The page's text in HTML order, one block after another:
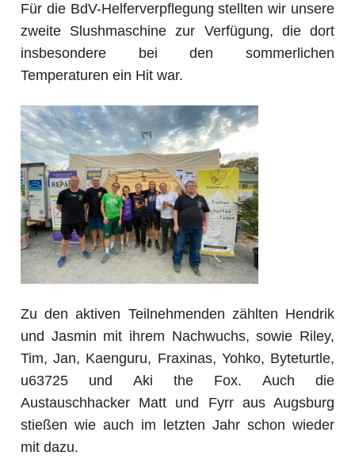
Für die BdV-Helferverpflegung stellten wir unsere
zweite Slushmaschine zur Verfügung, die dort
insbesondere bei den sommerlichen
Temperaturen ein Hit war.
Zu den aktiven Teilnehmenden zählten Hendrik
und Jasmin mit ihrem Nachwuchs, sowie Riley,
Tim, Jan, Kaenguru, Fraxinas, Yohko, Byteturtle,
u63725 und Aki the Fox. Auch die
Austauschhacker Matt und Fyrr aus Augsburg
stießen wie auch im letzten Jahr schon wieder
mit dazu.